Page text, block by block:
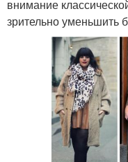
внимание
зрительно уменьшить